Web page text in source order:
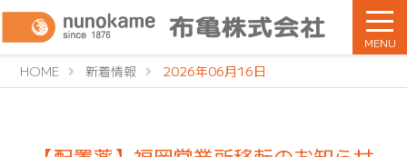
MENU
HOME 新着情報 2026年06月16日